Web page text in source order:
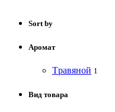
Sort by
Аромат
Tравяной 1
Вид товара